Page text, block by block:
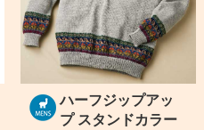
ハーフジップアッ
プ スタンドカラー